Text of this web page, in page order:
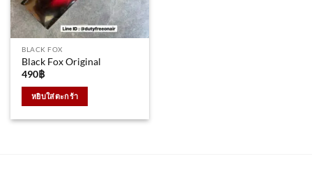
BLACK FOX
Black Fox Original
490฿
หยิบใส่ตะกร้า